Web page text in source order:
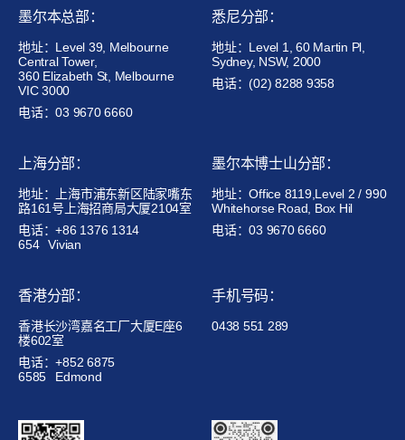
墨尔本总部：
地址：Level 39, Melbourne
Central Tower,
360 Elizabeth St, Melbourne
VIC 3000
电话：03 9670 6660
悉尼分部：
地址：Level 1, 60 Martin Pl,
Sydney, NSW, 2000
电话：(02) 8288 9358
上海分部：
地址：上海市浦东新区陆家嘴东
路161号上海招商局大厦2104室
电话：+86 1376 1314
654
Vivian
墨尔本博士山分部：
地址：Office 8119,Level 2 / 990
Whitehorse Road, Box Hil
电话：03 9670 6660
香港分部：
香港长沙湾嘉名工厂大厦E座6
楼602室
电话：+852 6875
6585
Edmond
手机号码：
0438 551 289